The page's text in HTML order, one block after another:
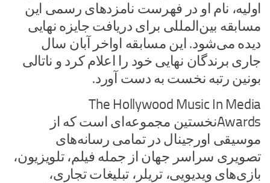
اولیه، نام او در فهرست نامزدهای رسمی این
مسابقه بین‌المللی برای دریافت جایزه نهایی
دیده می‌شود. این مسابقه اواخر آبان سال
جاری برندگان نهایی خود را اعلام کرد و ناتالی
بونین رتبه نخست به دست آورد.
The Hollywood Music In Media
Awardsنخستین مجموعه‌ای است که از
موسیقی اورجینال در تمامی رسانه‌های
تصویری سراسر جهان از جمله فیلم، تلویزیون،
بازی‌های ویدیویی، تریلر، تبلیغات تجاری،